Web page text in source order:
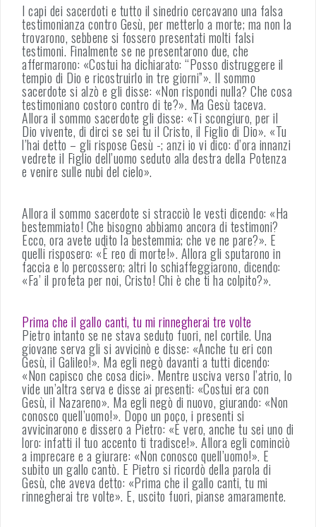
I capi dei sacerdoti e tutto il sinedrio cercavano una falsa
testimonianza contro Gesù, per metterlo a morte; ma non la
trovarono, sebbene si fossero presentati molti falsi
testimoni. Finalmente se ne presentarono due, che
affermarono: «Costui ha dichiarato: “Posso distruggere il
tempio di Dio e ricostruirlo in tre giorni”». Il sommo
sacerdote si alzò e gli disse: «Non rispondi nulla? Che cosa
testimoniano costoro contro di te?». Ma Gesù taceva.
Allora il sommo sacerdote gli disse: «Ti scongiuro, per il
Dio vivente, di dirci se sei tu il Cristo, il Figlio di Dio». «Tu
l’hai detto – gli rispose Gesù -; anzi io vi dico: d’ora innanzi
vedrete il Figlio dell’uomo seduto alla destra della Potenza
e venire sulle nubi del cielo».
Allora il sommo sacerdote si stracciò le vesti dicendo: «Ha
bestemmiato! Che bisogno abbiamo ancora di testimoni?
Ecco, ora avete udito la bestemmia; che ve ne pare?». E
quelli risposero: «È reo di morte!». Allora gli sputarono in
faccia e lo percossero; altri lo schiaffeggiarono, dicendo:
«Fa’ il profeta per noi, Cristo! Chi è che ti ha colpito?».
Prima che il gallo canti, tu mi rinnegherai tre volte
Pietro intanto se ne stava seduto fuori, nel cortile. Una
giovane serva gli si avvicinò e disse: «Anche tu eri con
Gesù, il Galileo!». Ma egli negò davanti a tutti dicendo:
«Non capisco che cosa dici». Mentre usciva verso l’atrio, lo
vide un’altra serva e disse ai presenti: «Costui era con
Gesù, il Nazareno». Ma egli negò di nuovo, giurando: «Non
conosco quell’uomo!». Dopo un poco, i presenti si
avvicinarono e dissero a Pietro: «È vero, anche tu sei uno di
loro: infatti il ​​tuo accento ti tradisce!». Allora egli cominciò
a imprecare e a giurare: «Non conosco quell’uomo!». E
subito un gallo cantò. E Pietro si ricordò della parola di
Gesù, che aveva detto: «Prima che il gallo canti, tu mi
rinnegherai tre volte». E, uscito fuori, pianse amaramente.